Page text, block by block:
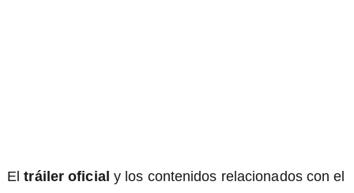
Eltráiler oficial y los contenidos relacionados con el